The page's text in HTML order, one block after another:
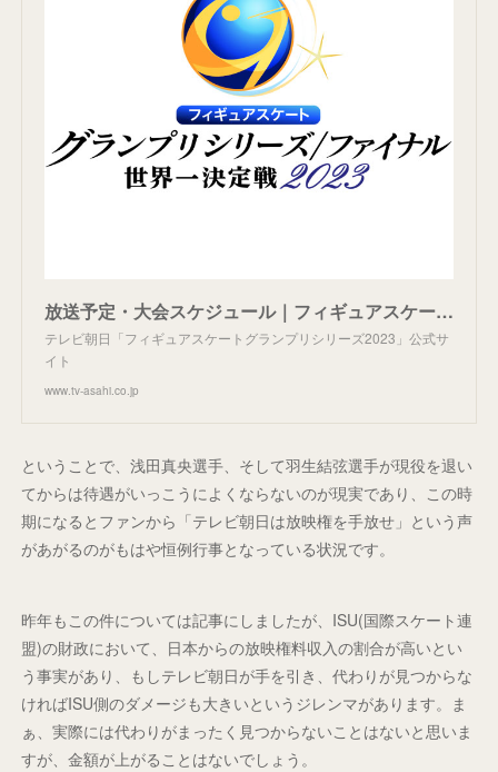
放送予定・大会スケジュール｜フィギュアスケートグランプリシリーズ2023｜テレビ朝日
テレビ朝日「フィギュアスケートグランプリシリーズ2023」公式サ
イト
www.tv-asahi.co.jp
ということで、浅田真央選手、そして羽生結弦選手が現役を退い
てからは待遇がいっこうによくならないのが現実であり、この時
期になるとファンから「テレビ朝日は放映権を手放せ」という声
があがるのがもはや恒例行事となっている状況です。
昨年もこの件については記事にしましたが、ISU(国際スケート連
盟)の財政において、日本からの放映権料収入の割合が高いとい
う事実があり、もしテレビ朝日が手を引き、代わりが見つからな
ければISU側のダメージも大きいというジレンマがあります。ま
ぁ、実際には代わりがまったく見つからないことはないと思いま
すが、金額が上がることはないでしょう。